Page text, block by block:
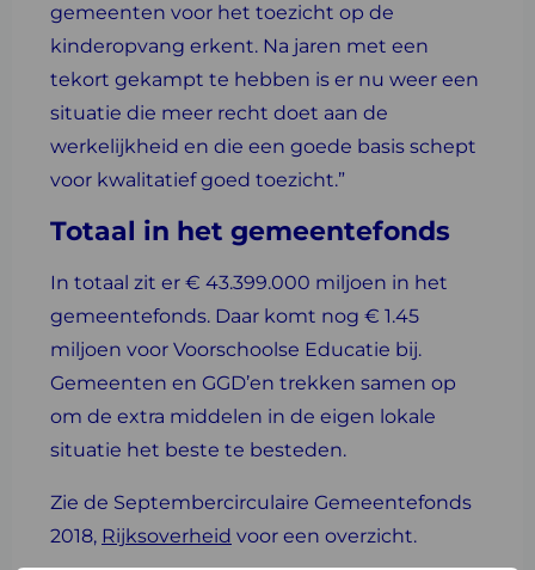
gemeenten voor het toezicht op de
kinderopvang erkent. Na jaren met een
tekort gekampt te hebben is er nu weer een
situatie die meer recht doet aan de
werkelijkheid en die een goede basis schept
voor kwalitatief goed toezicht.”
Totaal in het gemeentefonds
In totaal zit er € 43.399.000 miljoen in het
gemeentefonds. Daar komt nog € 1.45
miljoen voor Voorschoolse Educatie bij.
Gemeenten en GGD’en trekken samen op
om de extra middelen in de eigen lokale
situatie het beste te besteden.
Zie de Septembercirculaire Gemeentefonds
2018, Rijksoverheid voor een overzicht.